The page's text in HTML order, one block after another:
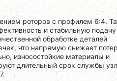
роторов с профилем 6:4.
и стабильную подачу
обработке деталей
что напрямую снижает
износостойкие материалы и
длительный срок службы